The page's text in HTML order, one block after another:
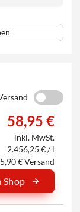
58,95 €
inkl. MwSt.
2.456,25 € / l
€ Versand
Shop